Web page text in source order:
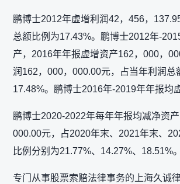
鹏博士2012年虚增利润42，456，
总额比例为17.43%。鹏博士2012年-
产，2016年年报虚增资产162，000，
润162，000，000.00元，占当年利润总
17.48%。鹏博士2016年-2019年年报均
鹏博士2020-2022年每年年报均减净资产
000.00元，占2020年末、2021年末、
比例分别为21.77%、14.27%、18.51%。
专门从事股票索赔法律事务的上海久诚